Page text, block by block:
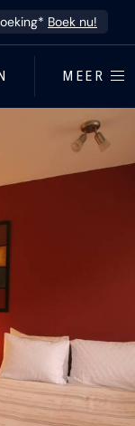
Boek nu!
MEER